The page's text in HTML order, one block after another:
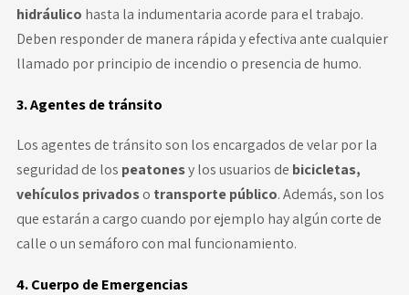
hidráulico hasta la indumentaria acorde para el trabajo.
Deben responder de manera rápida y efectiva ante cualquier
llamado por principio de incendio o presencia de humo.
3. Agentes de tránsito
Los agentes de tránsito son los encargados de velar por la
seguridad de los peatonesy los usuarios de bicicletas,
vehículos privadoso transporte público. Además, son los
que estarán a cargo cuando por ejemplo hay algún corte de
calle o un semáforo con mal funcionamiento.
4. Cuerpo de Emergencias